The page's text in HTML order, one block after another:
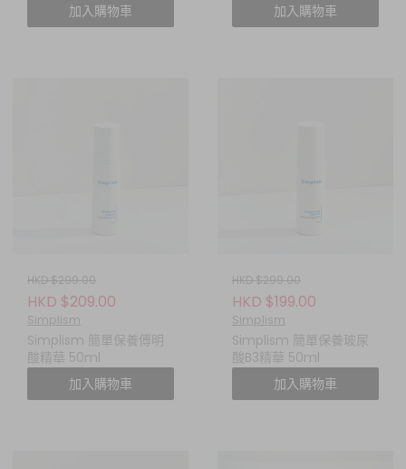
加入購物車
加入購物車
HKD $299.00
HKD $209.00
Simplism
Simplism 簡單保養傅明
酸精華 50ml
加入購物車
HKD $299.00
HKD $199.00
Simplism
Simplism 簡單保養玻尿
酸B3精華 50ml
加入購物車